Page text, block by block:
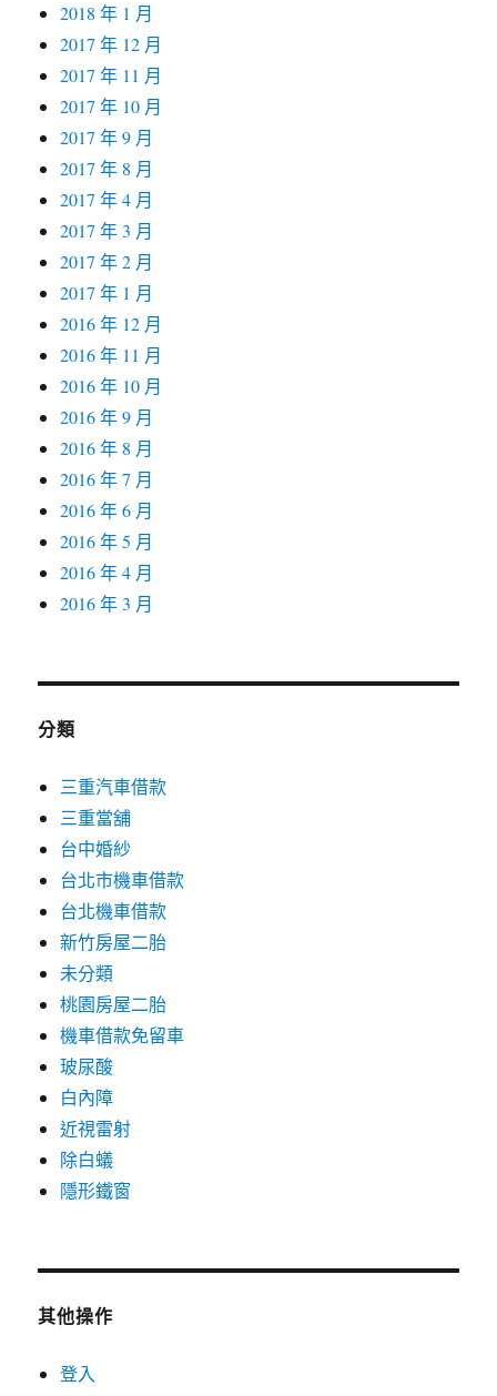
2018 年 1 月
2017 年 12 月
2017 年 11 月
2017 年 10 月
2017 年 9 月
2017 年 8 月
2017 年 4 月
2017 年 3 月
2017 年 2 月
2017 年 1 月
2016 年 12 月
2016 年 11 月
2016 年 10 月
2016 年 9 月
2016 年 8 月
2016 年 7 月
2016 年 6 月
2016 年 5 月
2016 年 4 月
2016 年 3 月
分類
三重汽車借款
三重當舖
台中婚紗
台北市機車借款
台北機車借款
新竹房屋二胎
未分類
桃園房屋二胎
機車借款免留車
玻尿酸
白內障
近視雷射
除白蟻
隱形鐵窗
其他操作
登入